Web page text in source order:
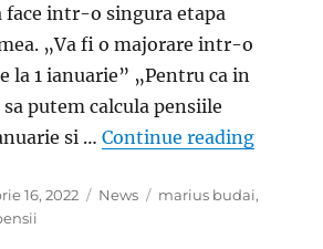
face intr-o singura etapa
„Va fi o majorare intr-o
la 1 ianuarie” „Pentru ca in
putem calcula pensiile
si …Continue reading
16, 2022 Categories
News Tags
marius budai,